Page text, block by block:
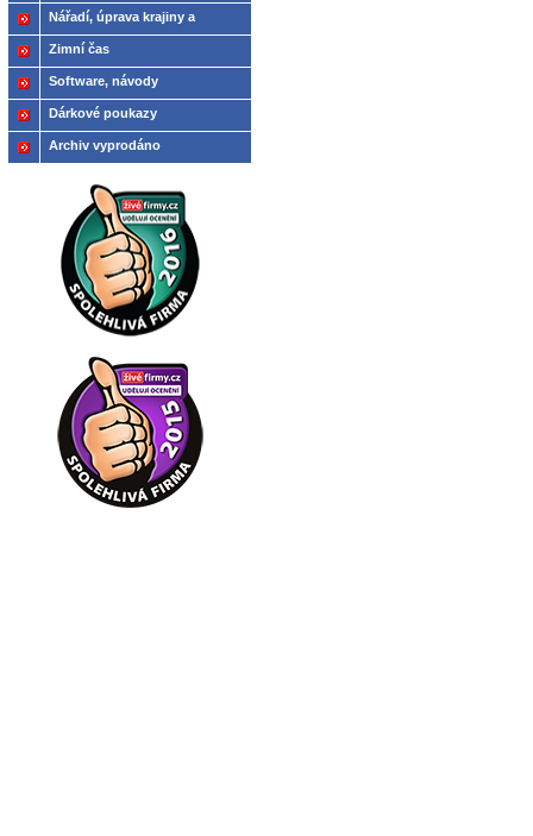
Nářadí, úprava krajiny a
modelů
Zimní čas
Software, návody
Dárkové poukazy
Archiv vyprodáno